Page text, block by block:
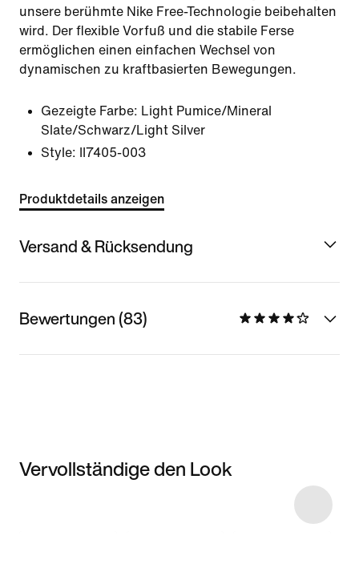
unsere berühmte Nike Free-Technologie beibehalten
wird. Der flexible Vorfuß und die stabile Ferse
ermöglichen einen einfachen Wechsel von
dynamischen zu kraftbasierten Bewegungen.
Gezeigte Farbe: Light Pumice/Mineral
Slate/Schwarz/Light Silver
Style:
II7405-003
Produktdetails anzeigen
Versand & Rücksendung
Bewertungen (83)
Vervollständige den Look